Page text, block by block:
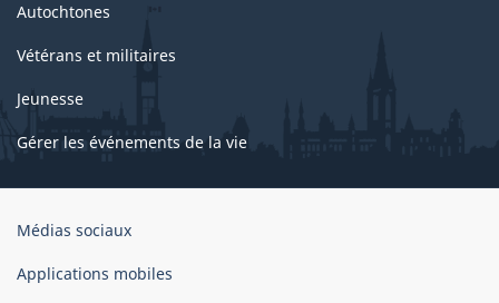
Autochtones
Vétérans et militaires
Jeunesse
Gérer les événements de la vie
Organisation
gouvernement
Médias sociaux
Applications mobiles